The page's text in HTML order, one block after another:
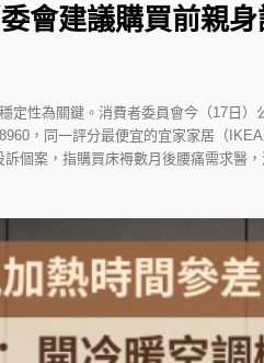
會建議購買前親身
定性為關鍵。消費者委員會今（17日
，同一評分最便宜的宜家家居（
個案，指購買床褥數月後腰痛需求醫